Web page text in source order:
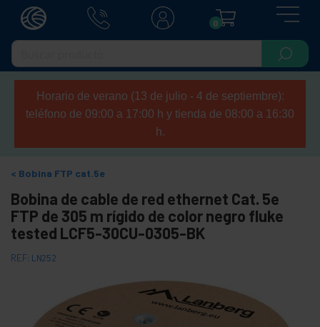
0
Horario de verano (13 de julio - 4 de septiembre):
teléfono de 09:00 a 17:00 h y tienda de 08:00 a 16:30
h.
Bobina FTP cat.5e
Bobina de cable de red ethernet Cat. 5e
FTP de 305 m rígido de color negro fluke
tested LCF5-30CU-0305-BK
REF: LN252